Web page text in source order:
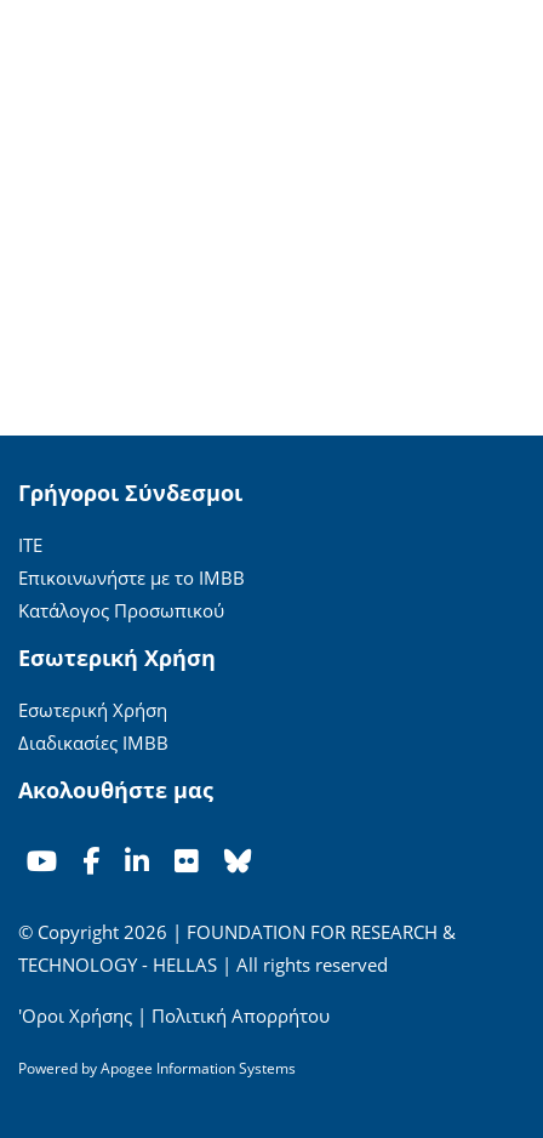
Γρήγοροι Σύνδεσμοι
ΙΤΕ
Επικοινωνήστε με το ΙΜΒΒ
Κατάλογος Προσωπικού
Εσωτερική Χρήση
Εσωτερική Χρήση
Διαδικασίες ΙΜΒΒ
Ακολουθήστε μας
© Copyright 2026 | FOUNDATION FOR RESEARCH &
TECHNOLOGY - HELLAS | All rights reserved
'Οροι Χρήσης | Πολιτική Απορρήτου
Powered byApogee Information Systems